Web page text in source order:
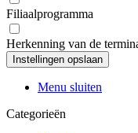
Filiaalprogramma
Herkenning van de
Menu sluiten
Categorieën